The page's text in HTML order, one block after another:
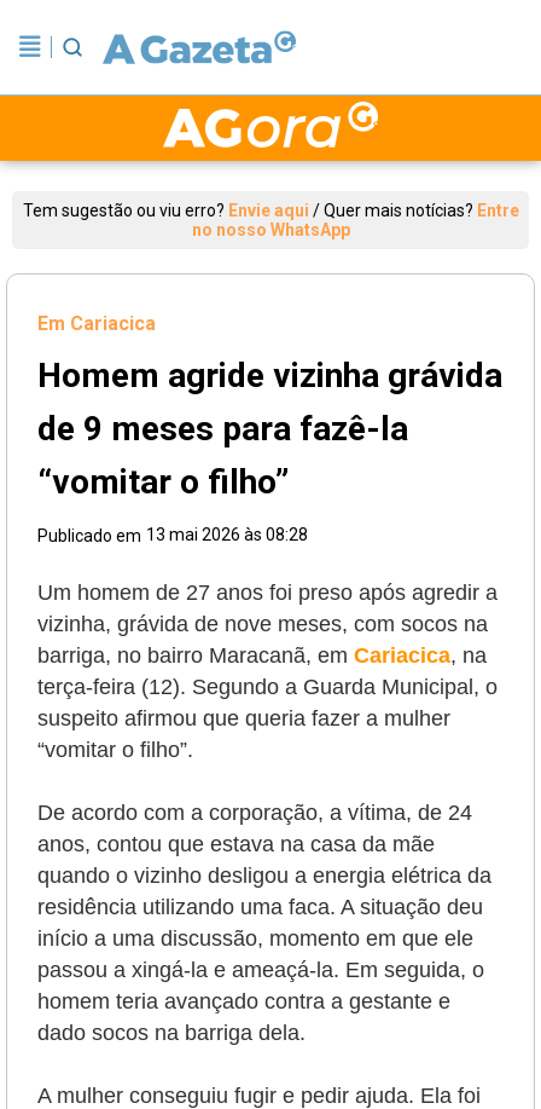
Tem sugestão ou viu erro? Envie aqui /Quer mais notícias? Entre
no nosso WhatsApp
Em Cariacica
Homem agride vizinha grávida
de 9 meses para fazê-la
“vomitar o filho”
Publicado em 13 mai 2026 às 08:28
Um homem de 27 anos foi preso após agredir a
vizinha, grávida de nove meses, com socos na
barriga, no bairro Maracanã, em Cariacica, na
terça-feira (12). Segundo a Guarda Municipal, o
suspeito afirmou que queria fazer a mulher
“vomitar o filho”.
De acordo com a corporação, a vítima, de 24
anos, contou que estava na casa da mãe
quando o vizinho desligou a energia elétrica da
residência utilizando uma faca. A situação deu
início a uma discussão, momento em que ele
passou a xingá-la e ameaçá-la. Em seguida, o
homem teria avançado contra a gestante e
dado socos na barriga dela.
A mulher conseguiu fugir e pedir ajuda. Ela foi